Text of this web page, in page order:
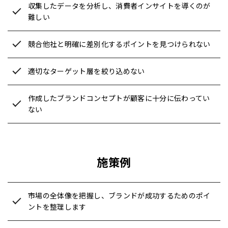
収集したデータを分析し、消費者インサイトを導くのが
難しい
競合他社と明確に差別化するポイントを見つけられない
適切なターゲット層を絞り込めない
作成したブランドコンセプトが顧客に十分に伝わってい
ない
施策例
市場の全体像を把握し、ブランドが成功するためのポイ
ントを整理します